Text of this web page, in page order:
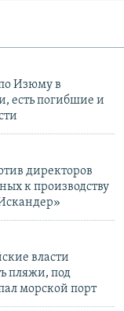
Изюму в
есть погибшие и
директоров
к производству
власти
пляжи, под
морской порт